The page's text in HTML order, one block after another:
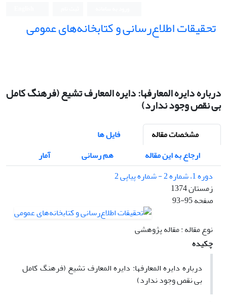
تحقیقات اطلاع‌رسانی و کتابخانه‌های عمومی
درباره دایره المعارفها: دایره المعارف تشیع (فرهنگ کامل
بی نقص وجود ندارد)
مشخصات مقاله
فایل ها
ارجاع به این مقاله
هم رسانی
آمار
دوره 1، شماره 2 - شماره پیاپی 2
زمستان 1374
صفحه93-95
نوع مقاله : مقاله پژوهشی
چکیده
درباره دایره المعارفها: دایره المعارف تشیع (فرهنگ کامل
بی نقص وجود ندارد)